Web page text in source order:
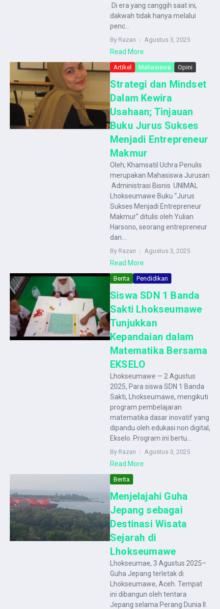
Di era yang canggih saat ini,
dakwah tidak hanya melalui
penc...
By Razan Agustus 3, 2025
Read More
Artikel Mahasiswa Opini
Strategi dan Mindset
Dalam Kewira
Usahaan; Tinjauan
Buku Jurus Sukses
Menjadi Entrepreneur
Makmur
Oleh; Khamsatil Uchra Penulis
merupakan Mahasiswa Jurusan
Administrasi Bisnis UNIMAL
Lhokseumawe Buku “Jurus
Sukses Menjadi Entrepreneur
Makmur” ditulis oleh Yulian
Harsono, seorang entrepreneur
dan...
By Razan Agustus 3, 2025
Read More
Berita Pendidikan
Siswa SDN 1 Banda
Sakti Lhokseumawe
Tunjukkan
Kepandaian dalam
Matematika Bersama
EKSELO
Lhokseumawe — 2 Agustus
2025, Para siswa SDN 1 Banda
Sakti, Lhokseumawe, mengikuti
program pembelajaran
matematika dasar inovatif yang
dipandu oleh edukasi non digital,
Ekselo. Program ini bertu...
By Razan Agustus 3, 2025
Read More
Berita
Menjelajahi Guha
Jepang sebagai
Destinasi Wisata
Sejarah di
Lhokseumawe
Lhokseumae, 3 Agustus 2025–
Guha Jepang terletak di
Lhokseumawe, Aceh. Tempat
ini dibangun oleh tentara
Jepang selama Perang Dunia II.